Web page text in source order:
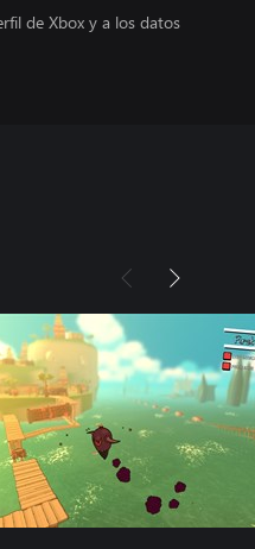
de Xbox y a los datos